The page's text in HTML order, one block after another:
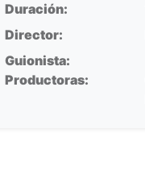
Duración:
Director:
Guionista:
Productoras: